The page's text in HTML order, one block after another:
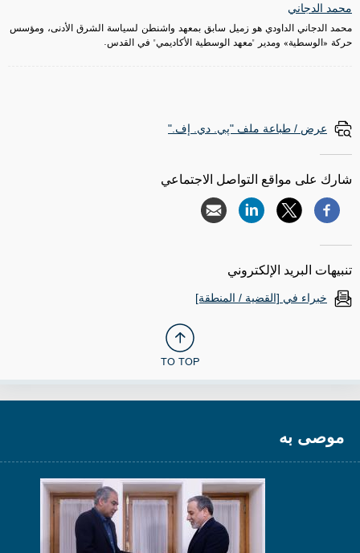
محمد الدجاني
محمد الدجاني الداودي هو زميل سابق بمعهد واشنطن لسياسة الشرق الأدنى، ومؤسس
حركة «الوسطية» ومدير "معهد الوسطية الأكاديمي" في القدس.
عرض / طباعة ملف "پي. دي. إف."
شارك على مواقع التواصل الاجتماعي
تنبيهات البريد الإلكتروني
خبراء في [القضية / المنطقة]
TO TOP
موصى به